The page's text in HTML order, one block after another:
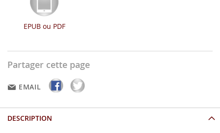
EPUB ou PDF
Partager cette page
EMAIL
DESCRIPTION